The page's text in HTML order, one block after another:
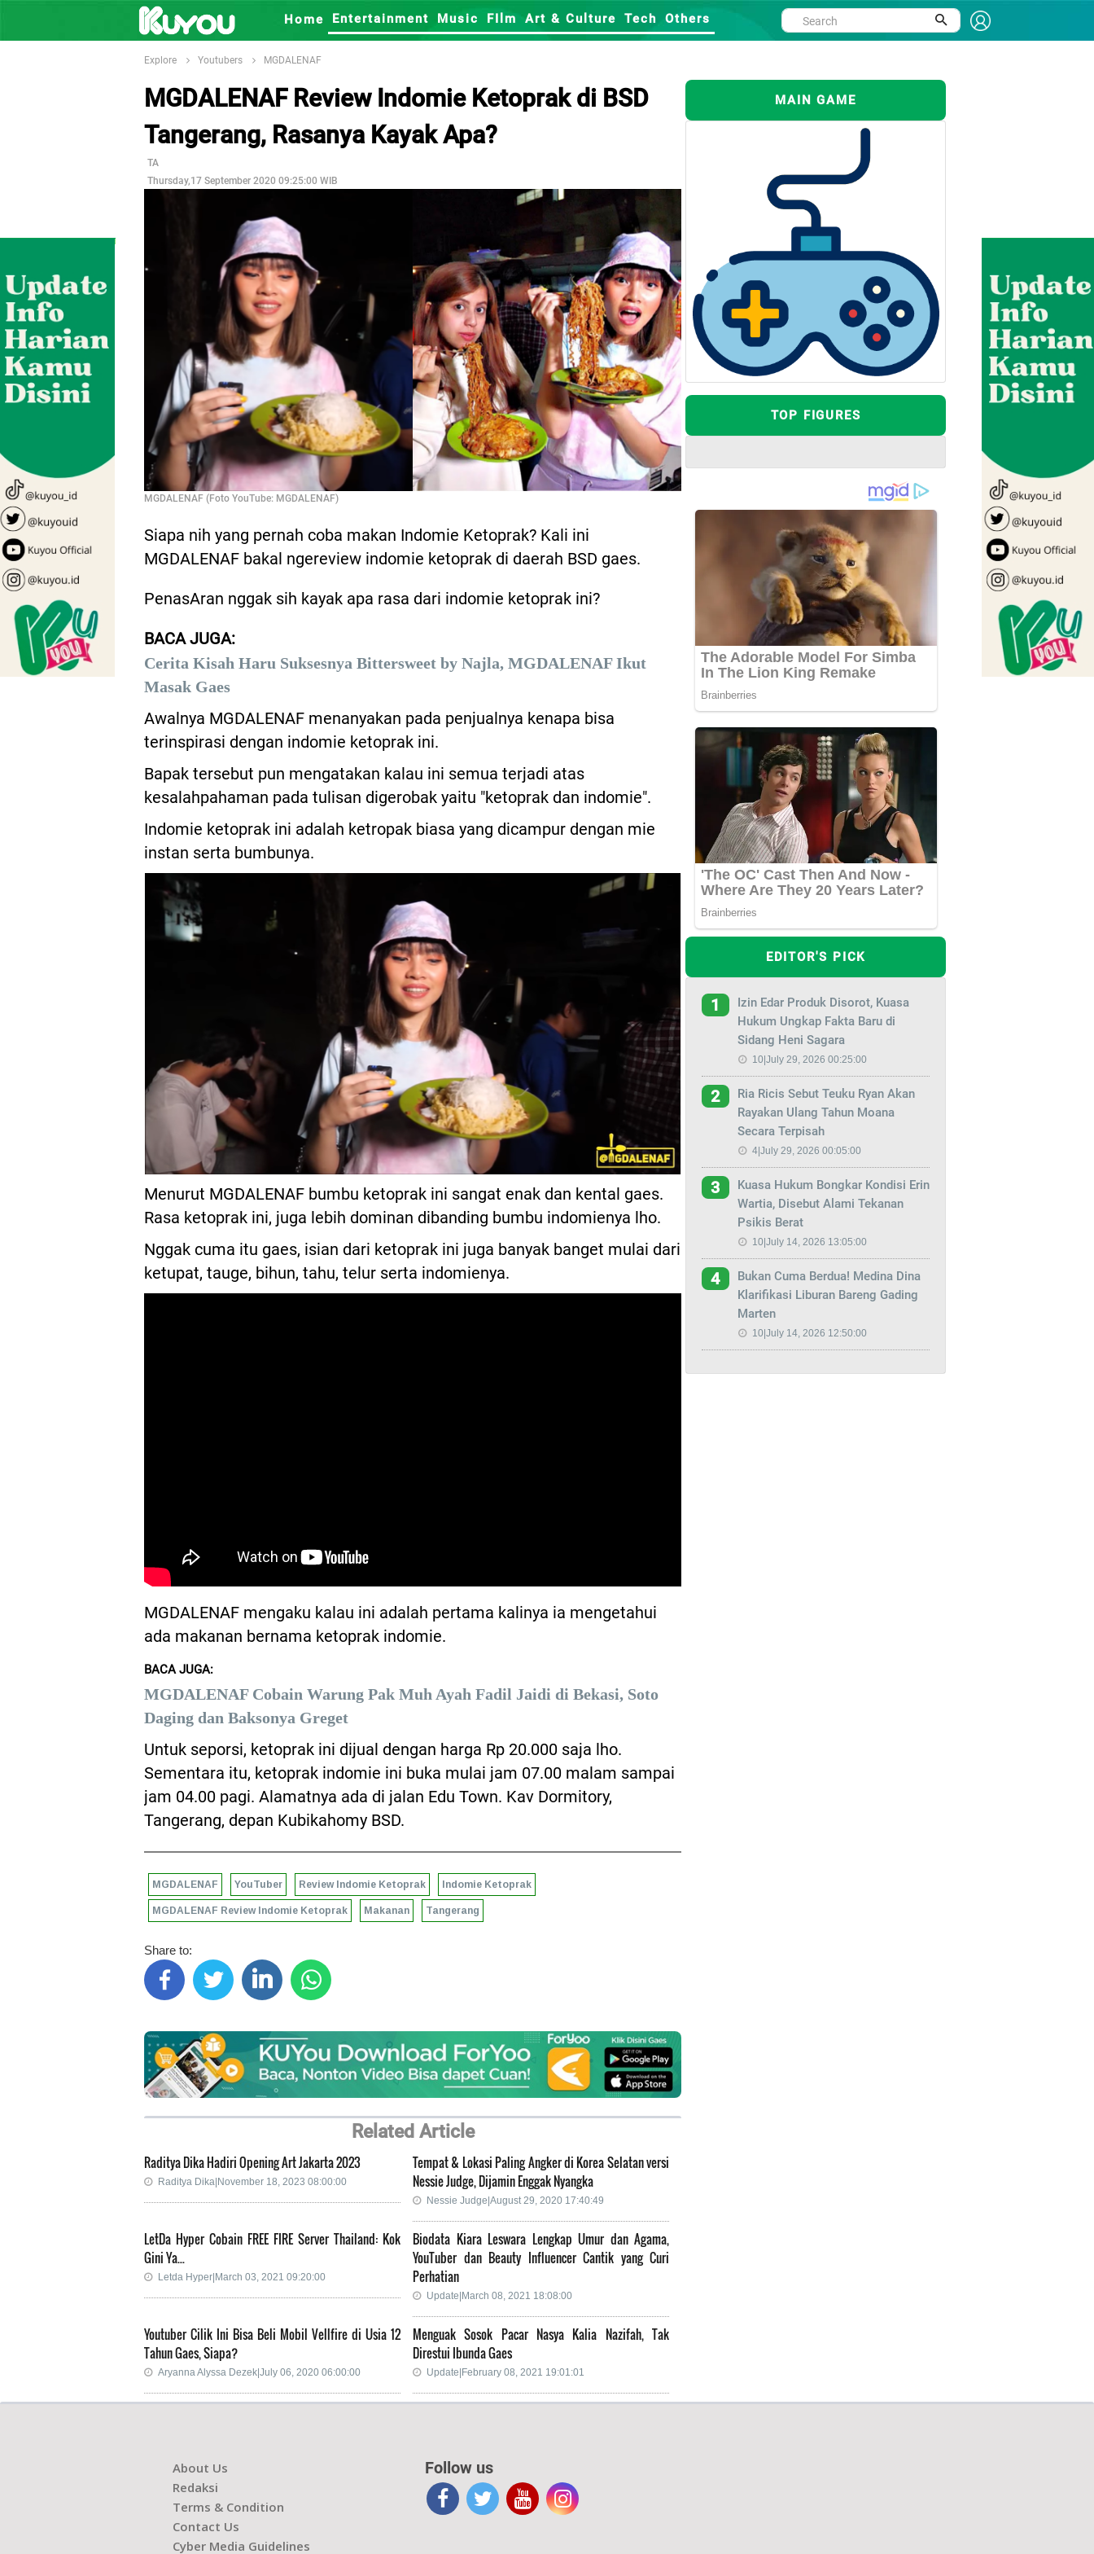
Home Entertainment Music FIlm Art & Culture Tech Others
Explore Youtubers MGDALENAF
MGDALENAF Review Indomie Ketoprak di BSD
Tangerang, Rasanya Kayak Apa?
TA
Thursday,17 September 2020 09:25:00 WIB
MGDALENAF (Foto YouTube: MGDALENAF)
Siapa nih yang pernah coba makan Indomie Ketoprak? Kali ini
MGDALENAF bakal ngereview indomie ketoprak di daerah BSD gaes.
PenasAran nggak sih kayak apa rasa dari indomie ketoprak ini?
BACA JUGA:
Cerita Kisah Haru Suksesnya Bittersweet by Najla, MGDALENAF Ikut
Masak Gaes
Awalnya MGDALENAF menanyakan pada penjualnya kenapa bisa
terinspirasi dengan indomie ketoprak ini.
Bapak tersebut pun mengatakan kalau ini semua terjadi atas
kesalahpahaman pada tulisan digerobak yaitu "ketoprak dan indomie".
Indomie ketoprak ini adalah ketropak biasa yang dicampur dengan mie
instan serta bumbunya.
Menurut MGDALENAF bumbu ketoprak ini sangat enak dan kental gaes.
Rasa ketoprak ini, juga lebih dominan dibanding bumbu indomienya lho.
Nggak cuma itu gaes, isian dari ketoprak ini juga banyak banget mulai dari
ketupat, tauge, bihun, tahu, telur serta indomienya.
MGDALENAF mengaku kalau ini adalah pertama kalinya ia mengetahui
ada makanan bernama ketoprak indomie.
BACA JUGA:
MGDALENAF Cobain Warung Pak Muh Ayah Fadil Jaidi di Bekasi, Soto
Daging dan Baksonya Greget
Untuk seporsi, ketoprak ini dijual dengan harga Rp 20.000 saja lho.
Sementara itu, ketoprak indomie ini buka mulai jam 07.00 malam sampai
jam 04.00 pagi. Alamatnya ada di jalan Edu Town. Kav Dormitory,
Tangerang, depan Kubikahomy BSD.
MGDALENAF YouTuber Review Indomie Ketoprak Indomie Ketoprak
MGDALENAF Review Indomie Ketoprak Makanan Tangerang
Share to:
Related Article
Raditya Dika Hadiri Opening Art Jakarta 2023
Raditya Dika|November 18, 2023 08:00:00
Tempat & Lokasi Paling Angker di Korea Selatan versi
Nessie Judge, Dijamin Enggak Nyangka
Nessie Judge|August 29, 2020 17:40:49
LetDa Hyper Cobain FREE FIRE Server Thailand: Kok
Gini Ya...
Letda Hyper|March 03, 2021 09:20:00
Biodata Kiara Leswara Lengkap Umur dan Agama,
YouTuber dan Beauty Influencer Cantik yang Curi
Perhatian
Update|March 08, 2021 18:08:00
Youtuber Cilik Ini Bisa Beli Mobil Vellfire di Usia 12
Tahun Gaes, Siapa?
Aryanna Alyssa Dezek|July 06, 2020 06:00:00
Menguak Sosok Pacar Nasya Kalia Nazifah, Tak
Direstui Ibunda Gaes
Update|February 08, 2021 19:01:01
MAIN GAME
TOP FIGURES
EDITOR'S PICK
1
Izin Edar Produk Disorot, Kuasa
Hukum Ungkap Fakta Baru di
Sidang Heni Sagara
10|July 29, 2026 00:25:00
2
Ria Ricis Sebut Teuku Ryan Akan
Rayakan Ulang Tahun Moana
Secara Terpisah
4|July 29, 2026 00:05:00
3
Kuasa Hukum Bongkar Kondisi Erin
Wartia, Disebut Alami Tekanan
Psikis Berat
10|July 14, 2026 13:05:00
4
Bukan Cuma Berdua! Medina Dina
Klarifikasi Liburan Bareng Gading
Marten
10|July 14, 2026 12:50:00
About Us
Redaksi
Terms & Condition
Contact Us
Cyber Media Guidelines
Follow us